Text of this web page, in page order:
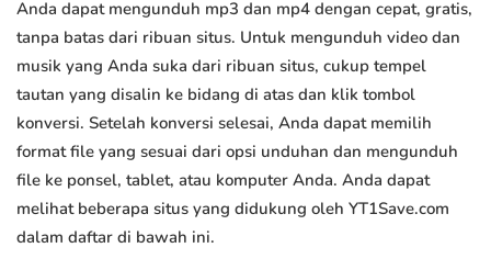
Anda dapat mengunduh mp3 dan mp4 dengan cepat, gratis,
tanpa batas dari ribuan situs. Untuk mengunduh video dan
musik yang Anda suka dari ribuan situs, cukup tempel
tautan yang disalin ke bidang di atas dan klik tombol
konversi. Setelah konversi selesai, Anda dapat memilih
format file yang sesuai dari opsi unduhan dan mengunduh
file ke ponsel, tablet, atau komputer Anda. Anda dapat
melihat beberapa situs yang didukung oleh YT1Save.com
dalam daftar di bawah ini.